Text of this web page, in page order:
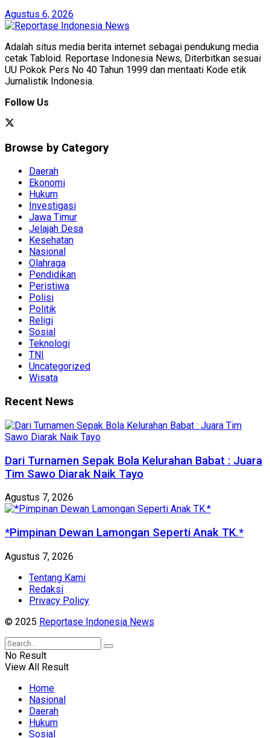
Agustus 6, 2026
Adalah situs media berita internet sebagai pendukung media
cetak Tabloid. Reportase Indonesia News, Diterbitkan sesuai
UU Pokok Pers No 40 Tahun 1999 dan mentaati Kode etik
Jurnalistik Indonesia.
Follow Us
Browse by Category
Daerah
Ekonomi
Hukum
Investigasi
Jawa Timur
Jelajah Desa
Kesehatan
Nasional
Olahraga
Pendidikan
Peristiwa
Polisi
Politik
Religi
Sosial
Teknologi
TNI
Uncategorized
Wisata
Recent News
Dari Turnamen Sepak Bola Kelurahan Babat : Juara
Tim Sawo Diarak Naik Tayo
Agustus 7, 2026
*Pimpinan Dewan Lamongan Seperti Anak TK.*
Agustus 7, 2026
Tentang Kami
Redaksi
Privacy Policy
© 2025 Reportase Indonesia News
No Result
View All Result
Home
Nasional
Daerah
Hukum
Sosial